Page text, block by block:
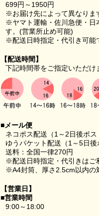
699円～1950円
※お届け先によって異なりま
※ヤマト運輸・佐川急便・日
す。(営業所止め可能)
※配送日時指定・代引き可能
【配送時間】
下記時間帯をご指定いただけ
■メール便
ネコポス配送（1～2日後ポ
ゆうパケット配送（1～5日
送料：全国一律270円
※配送日時指定・代引きはご
※A4封筒、厚さ2.5cm以内の
【営業日】
■営業時間
9:00～18:00